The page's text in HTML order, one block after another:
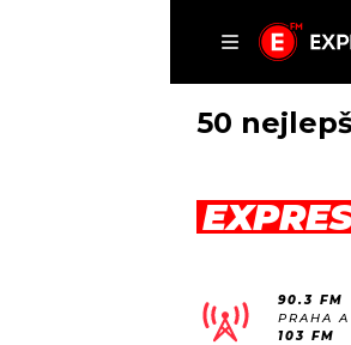
DOMŮ
AKTUÁLNĚ
50
90.3 FM
PRAHA
103 FM